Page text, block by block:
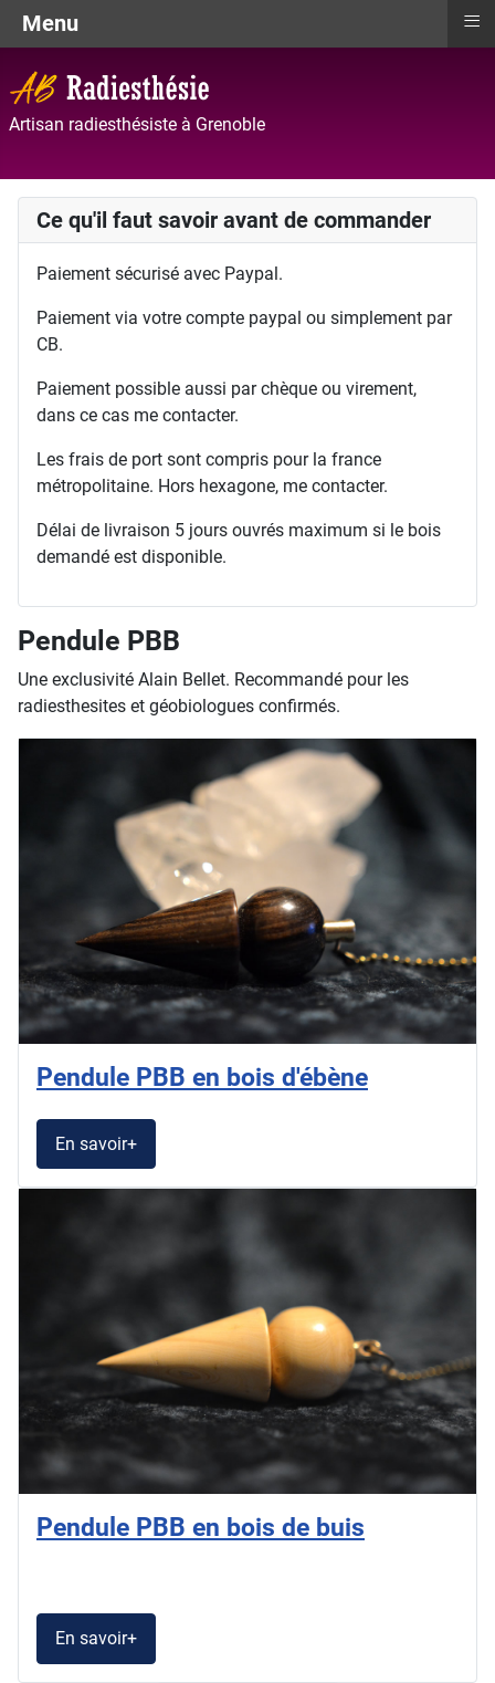
Artisan radiesthésiste à Grenoble
Ce qu'il faut savoir avant de commander
Paiement sécurisé avec Paypal.
Paiement via votre compte paypal ou simplement par
CB.
Paiement possible aussi par chèque ou virement,
dans ce cas me contacter.
Les frais de port sont compris pour la france
métropolitaine. Hors hexagone, me contacter.
Délai de livraison 5 jours ouvrés maximum si le bois
demandé est disponible.
Pendule PBB
Une exclusivité Alain Bellet. Recommandé pour les
radiesthesites et géobiologues confirmés.
Pendule PBB en bois d'ébène
En savoir+
Pendule PBB en bois de buis
En savoir+
Menu ≡